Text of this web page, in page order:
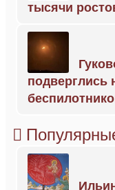
тысячи
подверглись